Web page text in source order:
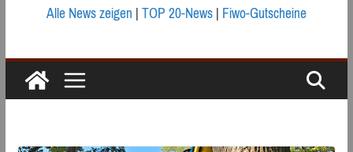
Alle News zeigen|TOP 20-News|Fiwo-Gutscheine